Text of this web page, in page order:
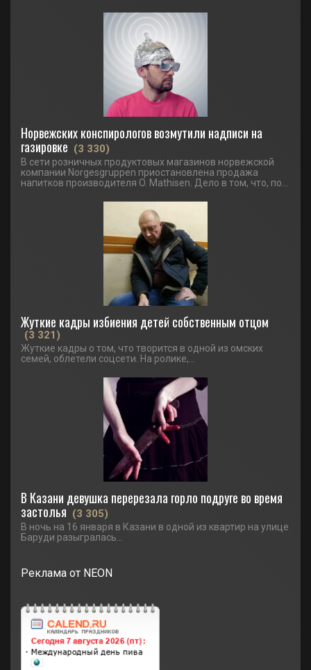
Норвежских конспирологов возмутили надписи на
газировке (3 330)
В сети розничных продуктовых магазинов норвежской
компании Norgesgruppen приостановлена продажа
напитков производителя O. Mathisen. Дело в том, что, по...
Жуткие кадры избиения детей собственным отцом
(3 321)
Жуткие кадры о том, что творится в одной из омских
семей, облетели соцсети. На ролике,...
В Казани девушка перерезала горло подруге во время
застолья (3 305)
В ночь на 16 января в Казани в одной из квартир на улице
Баруди разыгралась...
Реклама от NEON